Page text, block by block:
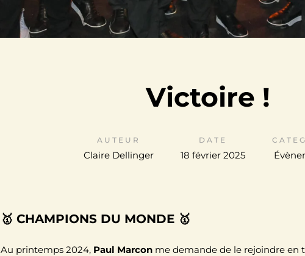
Victoire !
AUTEUR
Claire Dellinger
DATE
18 février 2025
🥇 CHAMPIONS DU MONDE 🥇
Au printemps 2024, Paul Marcon me demande de le rejoindre en